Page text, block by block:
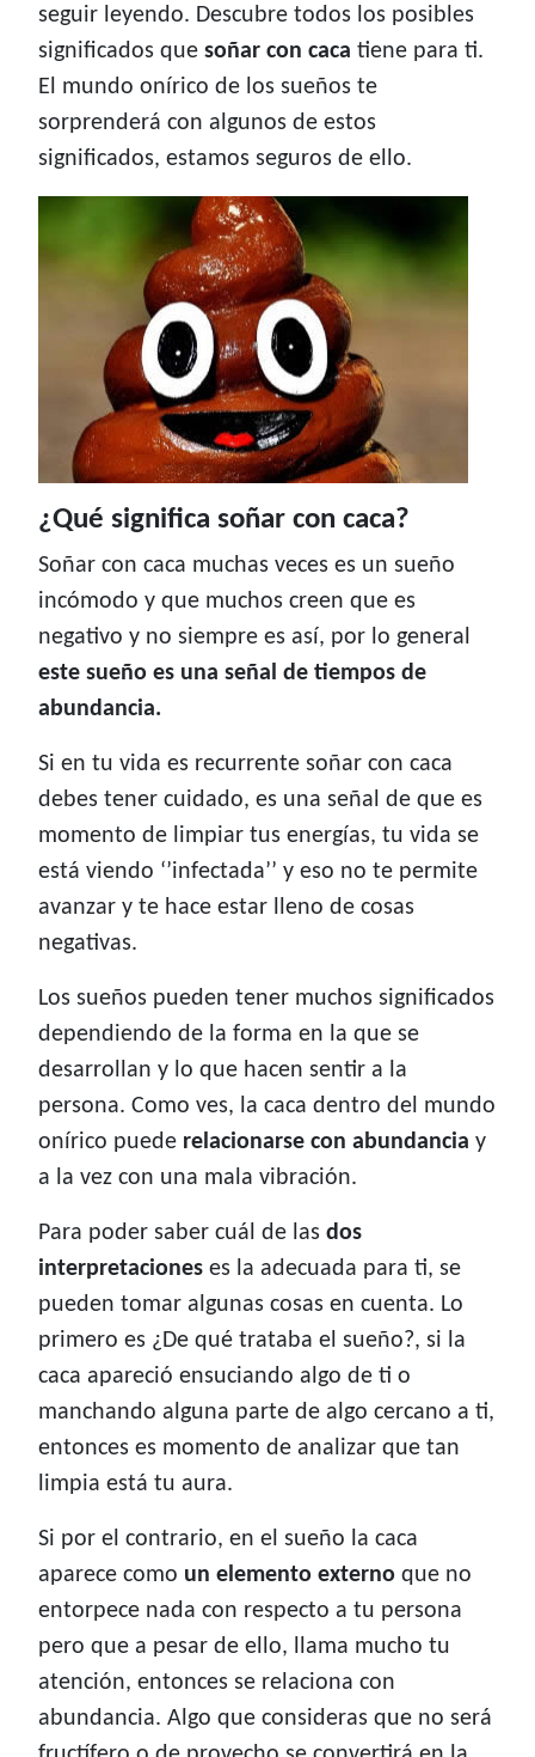
seguir leyendo. Descubre todos los posibles
significados que soñar con caca tiene para ti.
El mundo onírico de los sueños te
sorprenderá con algunos de estos
significados, estamos seguros de ello.
¿Qué significa soñar con caca?
Soñar con caca muchas veces es un sueño
incómodo y que muchos creen que es
negativo y no siempre es así, por lo general
este sueño es una señal de tiempos de
abundancia.
Si en tu vida es recurrente soñar con caca
debes tener cuidado, es una señal de que es
momento de limpiar tus energías, tu vida se
está viendo ‘’infectada’’ y eso no te permite
avanzar y te hace estar lleno de cosas
negativas.
Los sueños pueden tener muchos significados
dependiendo de la forma en la que se
desarrollan y lo que hacen sentir a la
persona. Como ves, la caca dentro del mundo
onírico puede relacionarse con abundancia y
a la vez con una mala vibración.
Para poder saber cuál de las dos
interpretaciones es la adecuada para ti, se
pueden tomar algunas cosas en cuenta. Lo
primero es ¿De qué trataba el sueño?, si la
caca apareció ensuciando algo de ti o
manchando alguna parte de algo cercano a ti,
entonces es momento de analizar que tan
limpia está tu aura.
Si por el contrario, en el sueño la caca
aparece como un elemento externo que no
entorpece nada con respecto a tu persona
pero que a pesar de ello, llama mucho tu
atención, entonces se relaciona con
abundancia. Algo que consideras que no será